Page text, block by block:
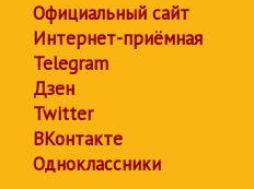
Официальный сайт
Интернет-приёмная
Telegram
Дзен
Twitter
ВКонтакте
Одноклассники